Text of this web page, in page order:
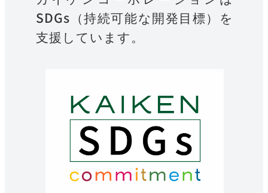
SDGs（持続可能な開発目標）を
支援しています。